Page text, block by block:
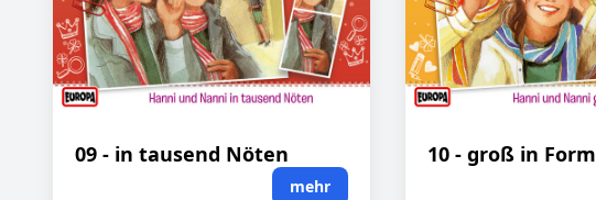
09 - in tausend Nöten
mehr
10 - groß in Form